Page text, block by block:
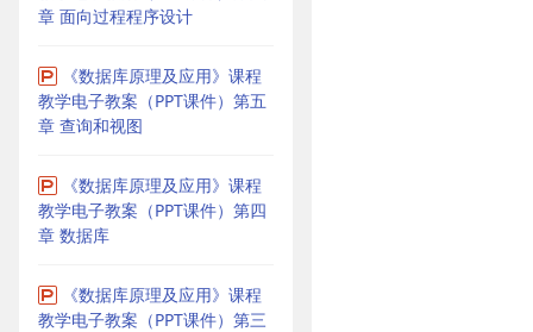
章 面向过程程序设计
《数据库原理及应用》课程
教学电子教案（PPT课件）第五
章 查询和视图
《数据库原理及应用》课程
教学电子教案（PPT课件）第四
章 数据库
《数据库原理及应用》课程
教学电子教案（PPT课件）第三